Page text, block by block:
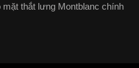
mặt thắt lưng Montblanc chính